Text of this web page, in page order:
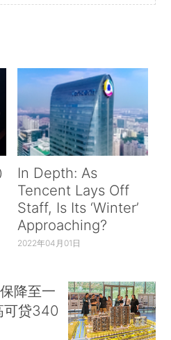
In Depth: As
Tencent Lays Off
Staff, Is Its ‘Winter’
Approaching?
2022年04月01日
降至一
可贷340